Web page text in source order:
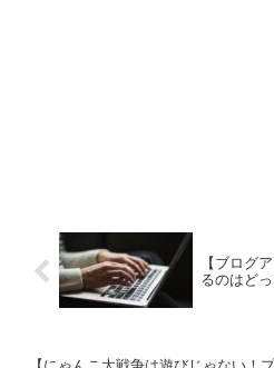
【ブログ
るのはど